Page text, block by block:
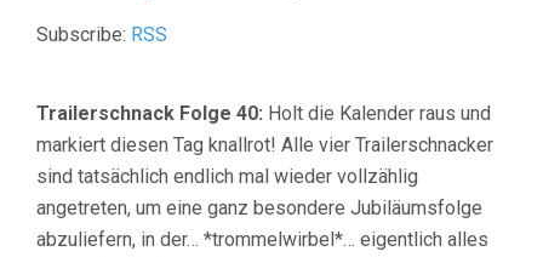
Subscribe: RSS
Trailerschnack Folge 40: Holt die Kalender raus und
markiert diesen Tag knallrot! Alle vier Trailerschnacker
sind tatsächlich endlich mal wieder vollzählig
angetreten, um eine ganz besondere Jubiläumsfolge
abzuliefern, in der… *trommelwirbel*… eigentlich alles